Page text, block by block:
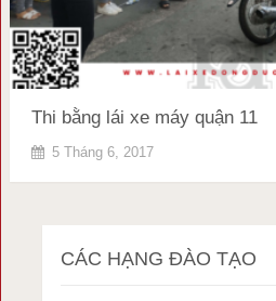
Thi bằng lái xe máy quận 11
5 Tháng 6, 2017
CÁC HẠNG ĐÀO TẠO